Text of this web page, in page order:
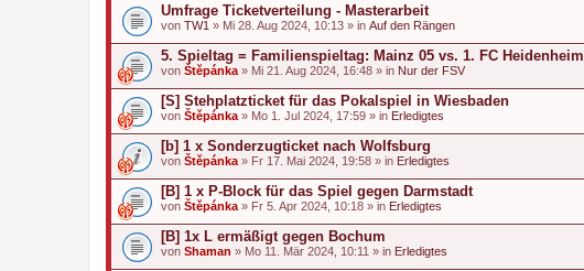
Umfrage Ticketverteilung - Masterarbeit
von TW1 » Mi 28. Aug 2024, 10:13 » in Auf den Rängen
5. Spieltag = Familienspieltag: Mainz 05 vs. 1. FC Heidenheim
von Štěpánka » Mi 21. Aug 2024, 16:48 » in Nur der FSV
[S] Stehplatzticket für das Pokalspiel in Wiesbaden
von Štěpánka » Mo 1. Jul 2024, 17:59 » in Erledigtes
[b] 1 x Sonderzugticket nach Wolfsburg
von Štěpánka » Fr 17. Mai 2024, 19:58 » in Erledigtes
[B] 1 x P-Block für das Spiel gegen Darmstadt
von Štěpánka » Fr 5. Apr 2024, 10:18 » in Erledigtes
[B] 1x L ermäßigt gegen Bochum
von Shaman » Mo 11. Mär 2024, 10:11 » in Erledigtes